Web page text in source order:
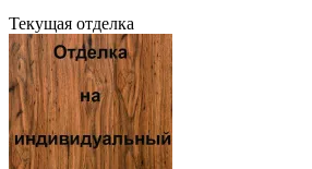
Текущая отделка